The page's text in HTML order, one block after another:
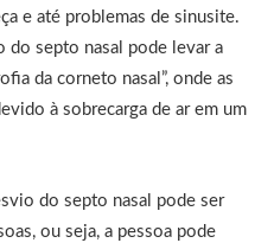
e até problemas de sinusite.
do septo nasal pode levar a
da corneto nasal”, onde as
à sobrecarga de ar em um
do septo nasal pode ser
ou seja, a pessoa pode